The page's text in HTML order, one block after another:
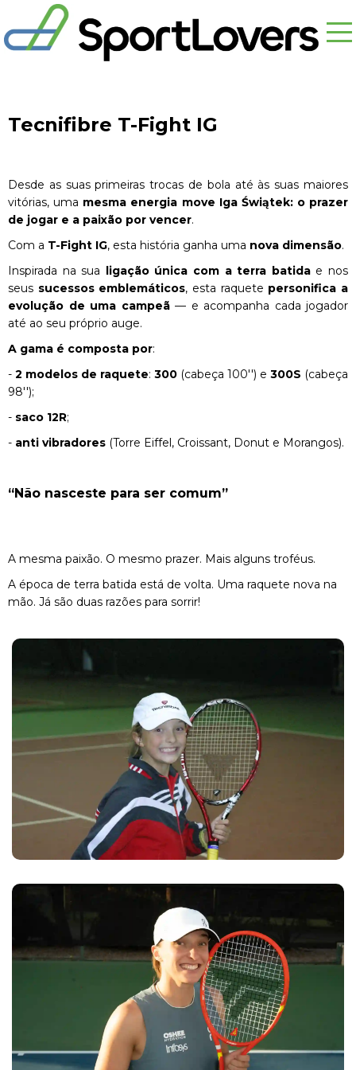
Tecnifibre T-Fight IG
Desde as suas primeiras trocas de bola até às suas maiores
vitórias, uma mesma energia move Iga Świątek: o prazer
de jogar e a paixão por vencer.
Com a T-Fight IG, esta história ganha uma nova dimensão.
Inspirada na sua ligação única com a terra batidae nos
seus sucessos emblemáticos, esta raquete personifica a
evolução de uma campeã— e acompanha cada jogador
até ao seu próprio auge.
A gama é composta por:
- 2 modelos de raquete: 300 (cabeça 100'') e 300S (cabeça
98'');
- saco 12R;
- anti vibradores (Torre Eiffel, Croissant, Donut e Morangos).
“Não nasceste para ser comum”
A mesma paixão. O mesmo prazer. Mais alguns troféus.
A época de terra batida está de volta. Uma raquete nova na
mão. Já são duas razões para sorrir!